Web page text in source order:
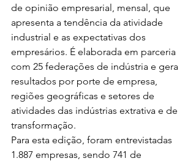
de opinião empresarial, mensal, que
apresenta a tendência da atividade
industrial e as expectativas dos
empresários. É elaborada em parceria
com 25 federações de indústria e gera
resultados por porte de empresa,
regiões geográficas e setores de
atividades das indústrias extrativa e de
transformação.
Para esta edição, foram entrevistadas
1.887 empresas, sendo 741 de